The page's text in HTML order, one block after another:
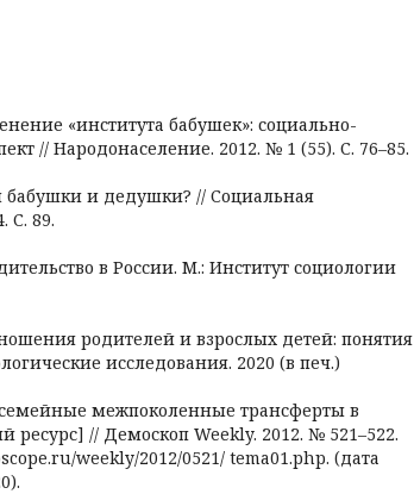
«института бабушек»: социально-
// Народонаселение. 2012. № 1 (55). С. 76–85.
и дедушки? // Социальная
С. 89.
в России. М.: Институт социологии
родителей и взрослых детей: понятия
исследования. 2020 (в печ.)
межпоколенные трансферты в
ресурс] // Демоскоп Weekly. 2012. № 521–522.
weekly/2012/0521/ tema01.php. (дата